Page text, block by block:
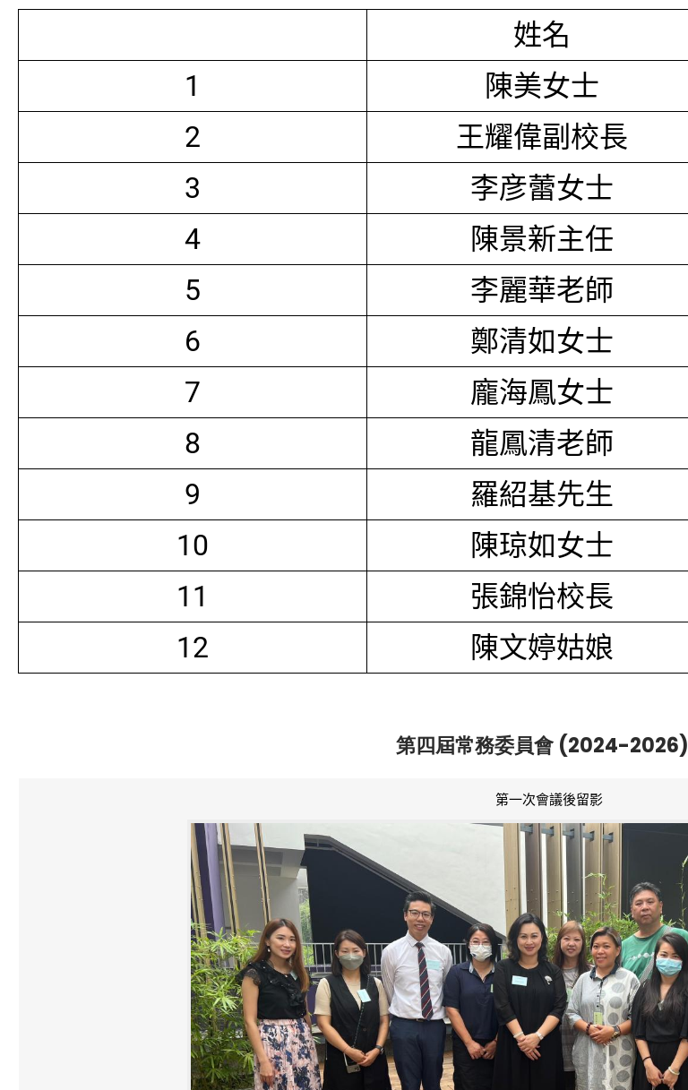
姓名
1
陳美女士
2
王耀偉副校長
3
李彦蕾女士
4
陳景新主任
5
李麗華老師
6
鄭清如女士
7
龐海鳳女士
8
龍鳳清老師
9
羅紹基先生
10
陳琼如女士
11
張錦怡校長
12
陳文婷姑娘
第四屆常務委員會 (2024-2026)
第一次會議後留影